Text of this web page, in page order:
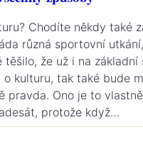
Chodíte někdy také
různá sportovní
těšilo, že už i na základní
o kulturu, tak také bude
pravda. Ono je to
protože když…